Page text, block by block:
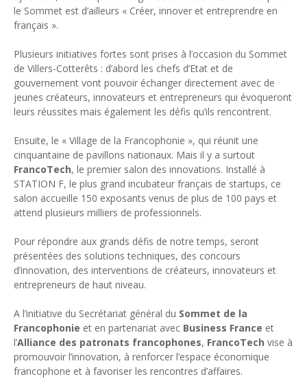
Industrie musicale : zoom sur la stratégie de Céline Dion
Tsirisoa Edition- Aug 06 2026
le Sommet est d’ailleurs « Créer, innover et entreprendre en
français ».
Plusieurs initiatives fortes sont prises à l’occasion du Sommet
de Villers-Cotterêts : d’abord les chefs d’Etat et de
gouvernement vont pouvoir échanger directement avec de
jeunes créateurs, innovateurs et entrepreneurs qui évoqueront
leurs réussites mais également les défis qu’ils rencontrent.
Ensuite, le « Village de la Francophonie », qui réunit une
cinquantaine de pavillons nationaux. Mais il y a surtout
FrancoTech, le premier salon des innovations. Installé à
STATION F, le plus grand incubateur français de startups, ce
salon accueille 150 exposants venus de plus de 100 pays et
attend plusieurs milliers de professionnels.
Pour répondre aux grands défis de notre temps, seront
présentées des solutions techniques, des concours
d’innovation, des interventions de créateurs, innovateurs et
entrepreneurs de haut niveau.
A l’initiative du Secrétariat général du Sommet de la
Francophonie et en partenariat avec Business France et
l’Alliance des patronats francophones, FrancoTech vise à
promouvoir l’innovation, à renforcer l’espace économique
francophone et à favoriser les rencontres d’affaires.